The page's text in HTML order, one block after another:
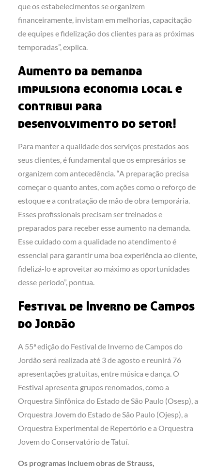
que os estabelecimentos se organizem
financeiramente, invistam em melhorias, capacitação
de equipes e fidelização dos clientes para as próximas
temporadas”, explica.
Aumento da demanda
impulsiona economia local e
contribui para
desenvolvimento do setor!
Para manter a qualidade dos serviços prestados aos
seus clientes, é fundamental que os empresários se
organizem com antecedência. “A preparação precisa
começar o quanto antes, com ações como o reforço de
estoque e a contratação de mão de obra temporária.
Esses profissionais precisam ser treinados e
preparados para receber esse aumento na demanda.
Esse cuidado com a qualidade no atendimento é
essencial para garantir uma boa experiência ao cliente,
fidelizá-lo e aproveitar ao máximo as oportunidades
desse período”, pontua.
Festival de Inverno de Campos
do Jordão
A 55ª edição do Festival de Inverno de Campos do
Jordão será realizada até 3 de agosto e reunirá 76
apresentações gratuitas, entre música e dança. O
Festival apresenta grupos renomados, como a
Orquestra Sinfônica do Estado de São Paulo (Osesp), a
Orquestra Jovem do Estado de São Paulo (Ojesp), a
Orquestra Experimental de Repertório e a Orquestra
Jovem do Conservatório de Tatuí.
Os programas incluem obras de Strauss,